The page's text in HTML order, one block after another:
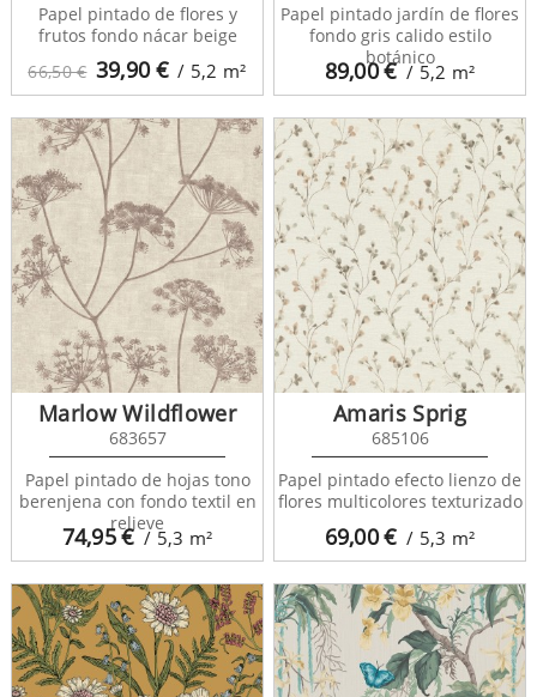
66,50 € 39,90€ / 5,2 m²
Papel pintado de flores y
frutos fondo nácar beige
89,00€ / 5,2 m²
Papel pintado jardín de flores
fondo gris calido estilo
botánico
74,95€ / 5,3 m²
Marlow Wildflower
683657
Papel pintado de hojas tono
berenjena con fondo textil en
relieve
69,00€ / 5,3 m²
Amaris Sprig
685106
Papel pintado efecto lienzo de
flores multicolores texturizado